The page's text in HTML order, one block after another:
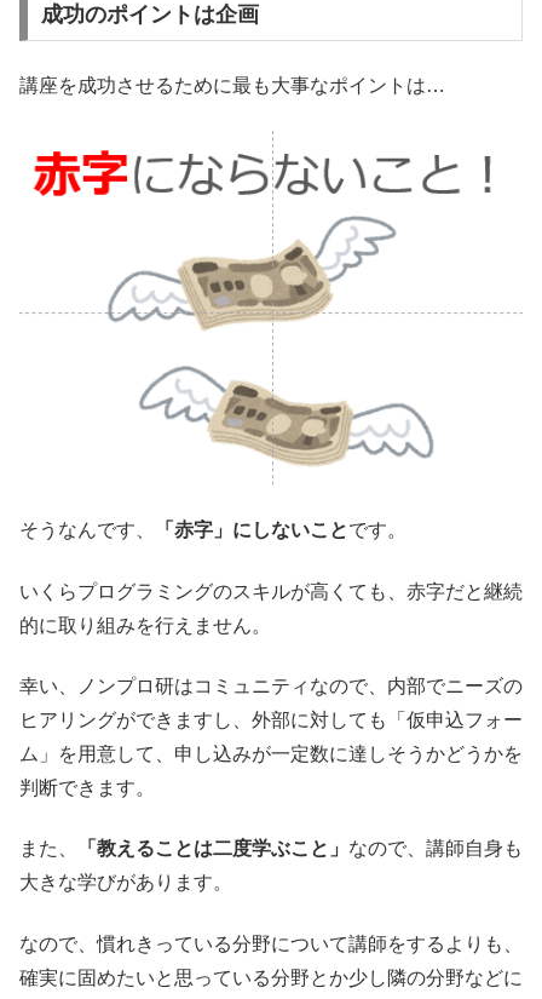
成功のポイントは企画
講座を成功させるために最も大事なポイントは…
そうなんです、 「赤字」にしないことです。
いくらプログラミングのスキルが高くても、赤字だと継続
的に取り組みを行えません。
幸い、ノンプロ研はコミュニティなので、内部でニーズの
ヒアリングができますし、外部に対しても「仮申込フォー
ム」を用意して、申し込みが一定数に達しそうかどうかを
判断できます。
また、 「教えることは二度学ぶこと」 なので、講師自身も
大きな学びがあります。
なので、慣れきっている分野について講師をするよりも、
確実に固めたいと思っている分野とか少し隣の分野などに